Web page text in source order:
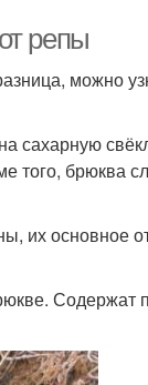
репы
можно
сахарную
того, брюква
их основное
Содержат